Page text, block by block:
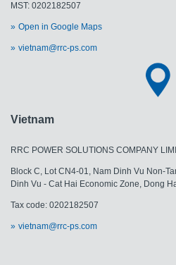
MST: 0202182507
Open in Google Maps
vietnam@rrc-ps.com
Vietnam
RRC POWER SOLUTIONS COMPANY
Block C, Lot CN4-01, Nam Dinh Vu Non-
Dinh Vu - Cat Hai Economic Zone, Dong
Tax code: 0202182507
vietnam@rrc-ps.com